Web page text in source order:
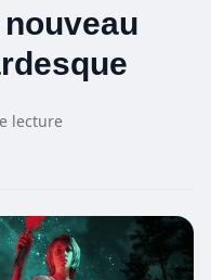
lecture